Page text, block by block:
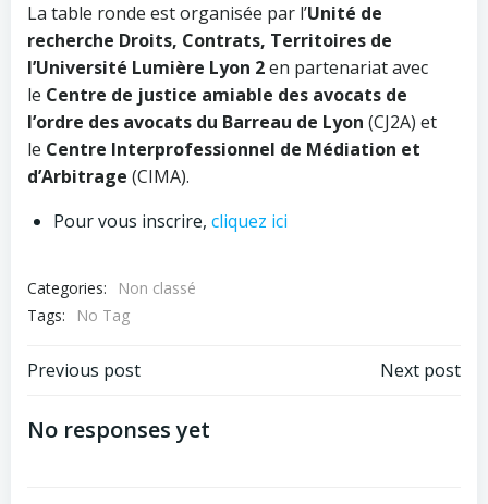
La table ronde est organisée par l’Unité de
recherche Droits, Contrats, Territoires de
l’Université Lumière Lyon 2en partenariat avec
le Centre de justice amiable des avocats de
l’ordre des avocats du Barreau de Lyon (CJ2A) et
le Centre Interprofessionnel de Médiation et
d’Arbitrage (CIMA).
Pour vous inscrire, cliquez ici
Categories:
Non classé
Tags:
No Tag
Post
navigation
Previous post Next post
No responses yet